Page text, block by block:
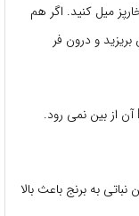
میل کنید. اگر هم
و درون فر
به برنج باعث بالا